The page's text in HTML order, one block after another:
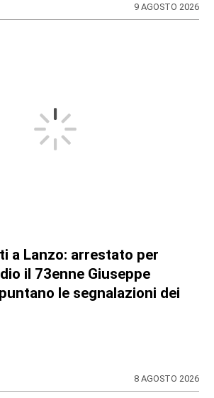
9 AGOSTO 2026
a Lanzo: arrestato per
il 73enne Giuseppe
le segnalazioni dei
8 AGOSTO 2026